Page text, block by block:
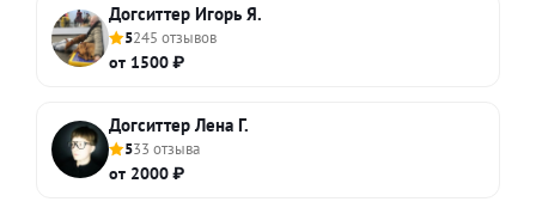
Догситтер Игорь Я.
5245 отзывов
от 1500 ₽
Догситтер Лена Г.
533 отзыва
от 2000 ₽